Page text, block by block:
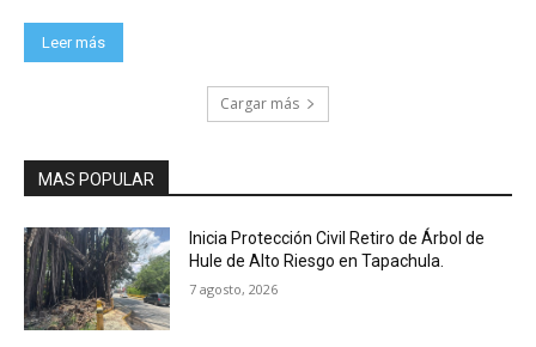
Leer más
Cargar más
MAS POPULAR
Inicia Protección Civil Retiro de Árbol de
Hule de Alto Riesgo en Tapachula.
7 agosto, 2026